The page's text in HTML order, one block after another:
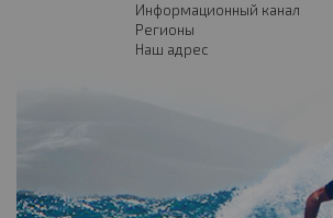
Информационный канал
Регионы
Наш адрес